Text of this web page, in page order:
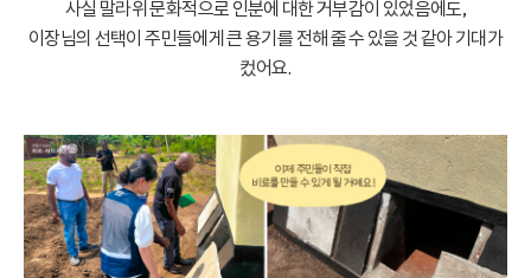
사실 말라위 문화적으로 인분에 대한 거부감이 있었음에도,
이장님의 선택이 주민들에게 큰 용기를 전해 줄 수 있을 것 같아 기대가
컸어요.